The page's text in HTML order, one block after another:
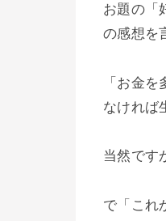
お題の「
の感想を
「お金
なければ
当然です
で「これ